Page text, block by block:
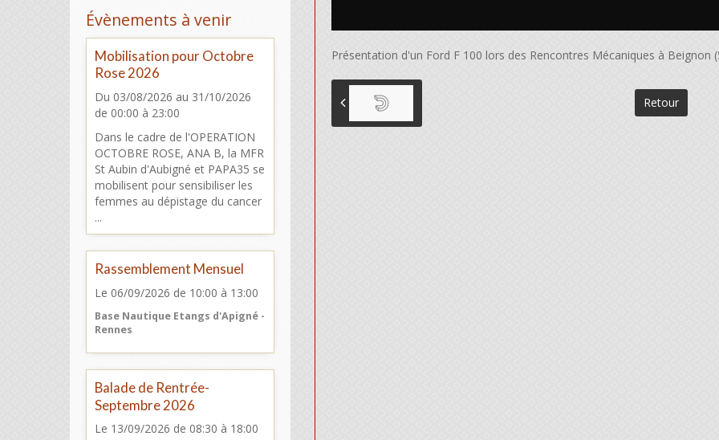
Présentation d'un Ford F 100 lors des Rencontres Mécaniques à Beignon
Retour
Évènements à venir
Mobilisation pour Octobre
Rose 2026
Du 03/08/2026 au 31/10/2026
de 00:00 à 23:00
Dans le cadre de l'OPERATION
OCTOBRE ROSE, ANA B, la MFR
St Aubin d'Aubigné et PAPA35 se
mobilisent pour sensibiliser les
femmes au dépistage du cancer
...
Rassemblement Mensuel
Le 06/09/2026 de 10:00 à 13:00
Base Nautique Etangs d'Apigné -
Rennes
Balade de Rentrée-
Septembre 2026
Le 13/09/2026 de 08:30 à 18:00